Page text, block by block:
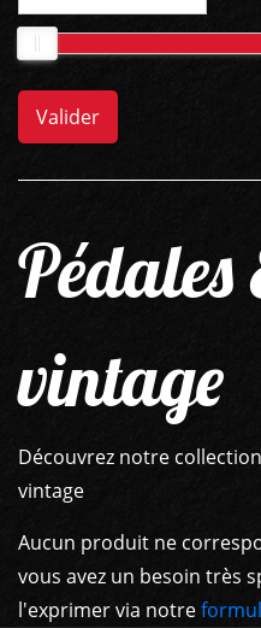
Pédales
vintage
Découvrez notre
vintage
Aucun produit ne
vous avez un besoin très
l'exprimer via notre
Valider